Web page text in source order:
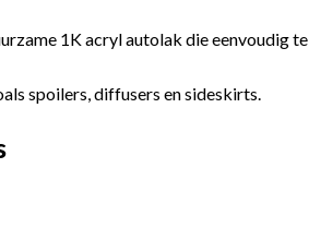
1K acryl autolak die eenvoudig te
spoilers, diffusers en sideskirts.